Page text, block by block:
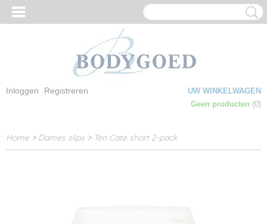
Inloggen Registreren
UW WINKELWAGEN
Geen producten (0)
Home > Dames slips > Ten Cate short 2-pack